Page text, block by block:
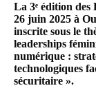
La 3ᵉ édition des
26 juin 2025 à
inscrite sous le
leaderships
numérique :
technologiques
sécuritaire ».